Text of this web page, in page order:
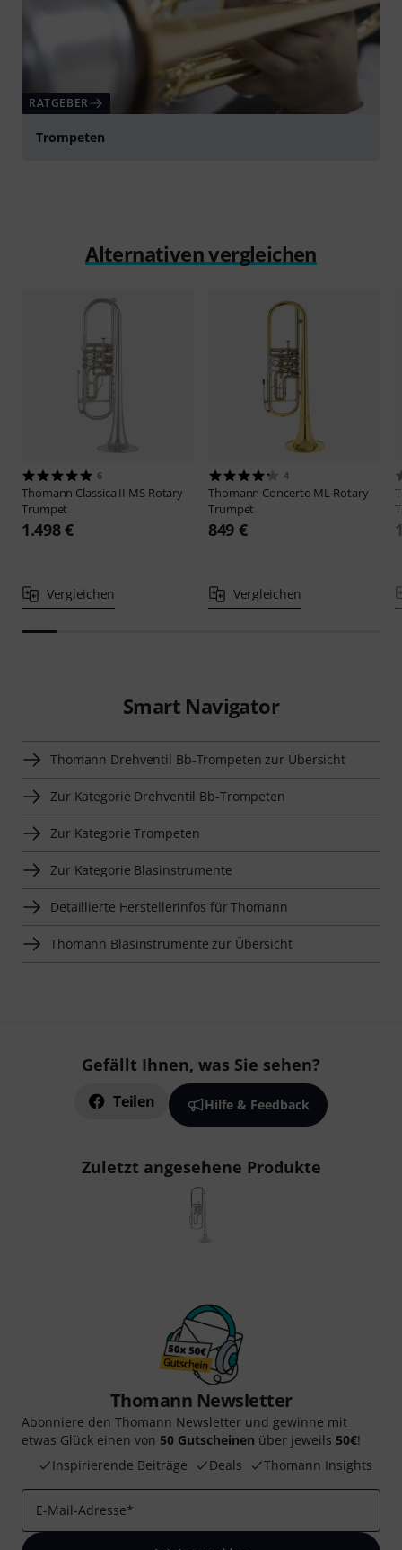
RATGEBER
Trompeten
Alternativen vergleichen
6
Thomann Classica II MS Rotary
Trumpet
1.498 €
Vergleichen
4
Thomann Concerto ML Rotary
Trumpet
849 €
Vergleichen
Smart Navigator
Thomann Drehventil Bb-Trompeten zur Übersicht
Zur Kategorie Drehventil Bb-Trompeten
Zur Kategorie Trompeten
Zur Kategorie Blasinstrumente
Detaillierte Herstellerinfos für Thomann
Thomann Blasinstrumente zur Übersicht
Gefällt Ihnen, was Sie sehen?
Teilen Hilfe & Feedback
Zuletzt angesehene Produkte
Thomann Newsletter
Abonniere den Thomann Newsletter und gewinne mit
etwas Glück einen von 50 Gutscheinen über jeweils 50€!
Inspirierende Beiträge
Deals Thomann Insights
E-Mail-Adresse*